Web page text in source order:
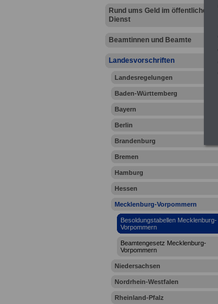
Rund ums Geld im öffentlichen
Dienst
Beamtinnen und Beamte
Landesvorschriften
Landesregelungen
Baden-Württemberg
Bayern
Berlin
Brandenburg
Bremen
Hamburg
Hessen
Mecklenburg-Vorpommern
Besoldungstabellen Mecklenburg-
Vorpommern
Beamtengesetz Mecklenburg-
Vorpommern
Niedersachsen
Nordrhein-Westfalen
Rheinland-Pfalz